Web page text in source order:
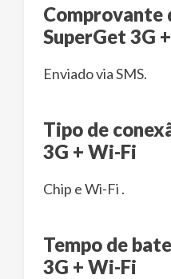
Comprovante
SuperGet 3G
Enviado via SMS.
Tipo de
3G + Wi-Fi
Chip e Wi-Fi .
Tempo de
3G + Wi-Fi